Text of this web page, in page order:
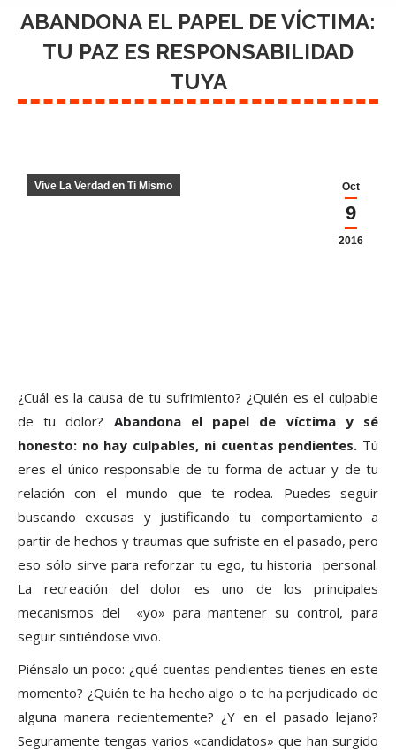
ABANDONA EL PAPEL DE VÍCTIMA:
TU PAZ ES RESPONSABILIDAD
TUYA
Oct
9
2016
Vive La Verdad en Ti Mismo
¿Cuál es la causa de tu sufrimiento? ¿Quién es el culpable
de tu dolor? Abandona el papel de víctima y sé
honesto: no hay culpables, ni cuentas pendientes. Tú
eres el único responsable de tu forma de actuar y de tu
relación con el mundo que te rodea. Puedes seguir
buscando excusas y justificando tu comportamiento a
partir de hechos y traumas que sufriste en el pasado, pero
eso sólo sirve para reforzar tu ego, tu historia personal.
La recreación del dolor es uno de los principales
mecanismos del «yo» para mantener su control, para
seguir sintiéndose vivo.
Piénsalo un poco: ¿qué cuentas pendientes tienes en este
momento? ¿Quién te ha hecho algo o te ha perjudicado de
alguna manera recientemente? ¿Y en el pasado lejano?
Seguramente tengas varios «candidatos» que han surgido